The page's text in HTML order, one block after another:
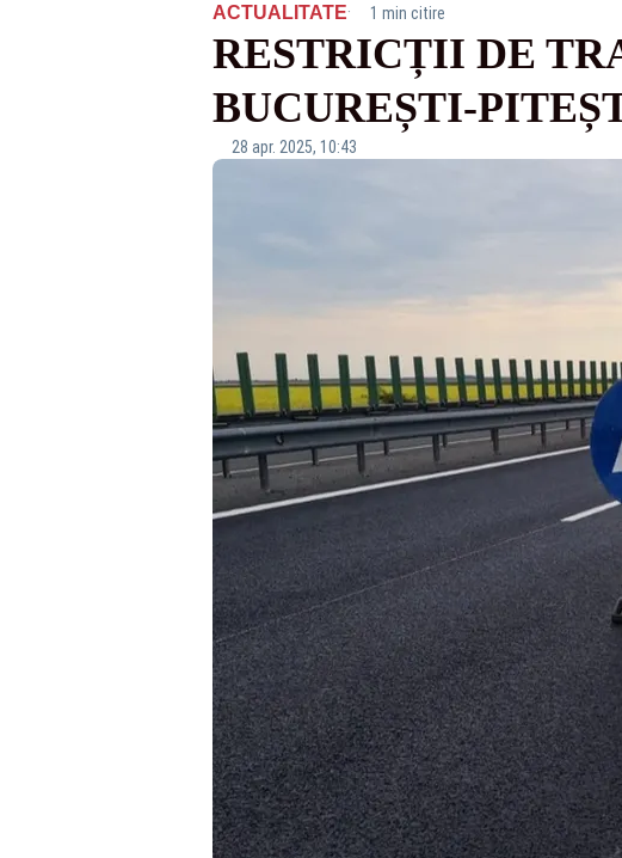
ACTUALITATE· 1 min citire
RESTRICȚII DE
BUCUREȘTI-
28 apr. 2025, 10:43